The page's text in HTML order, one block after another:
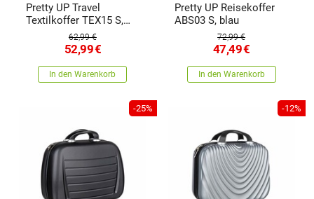
Pretty UP Travel
Textilkoffer TEX15 S,
62,99 €
52,99€
In den Warenkorb
Pretty UP Reisekoffer
ABS03 S, blau
72,99 €
47,49€
In den Warenkorb
-25% -12%